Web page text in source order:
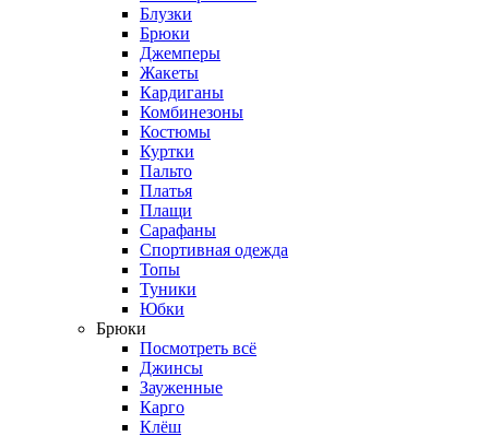
Блузки
Брюки
Джемперы
Жакеты
Кардиганы
Комбинезоны
Костюмы
Куртки
Пальто
Платья
Плащи
Сарафаны
Спортивная одежда
Топы
Туники
Юбки
Брюки
Посмотреть всё
Джинсы
Зауженные
Карго
Клёш